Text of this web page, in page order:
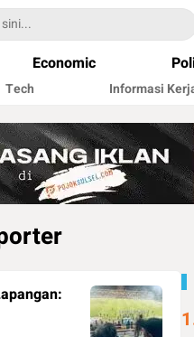
Economic
Tech Informasi